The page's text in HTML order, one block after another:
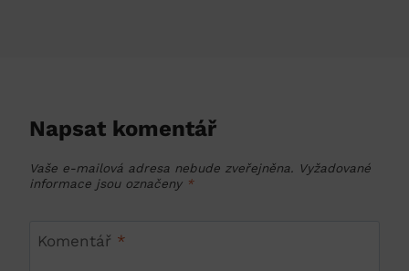
Napsat komentář
Vaše e-mailová adresa nebude zveřejněna. Vyžadované
informace jsou označeny *
Komentář *